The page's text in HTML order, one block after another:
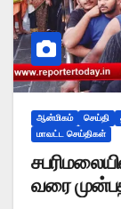
ஆன்மிகம் செய்தி
மாவட்ட செய்திகள்
வரை